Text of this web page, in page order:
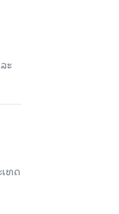
ະ
ທດ